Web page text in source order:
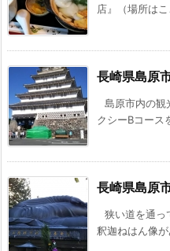
店』（場所は
長崎県島原
島原市内の観
クシーBコース
長崎県島原
狭い道を通っ
釈迦ねはん像